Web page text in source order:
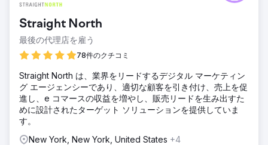
Straight North
最後の代理店を雇う
78件のクチコミ
Straight North は、業界をリードするデジタル マーケティン
グ エージェンシーであり、適切な顧客を引き付け、売上を促
進し、e コマースの収益を増やし、販売リードを生み出すた
めに設計されたターゲット ソリューションを提供していま
す。
New York, New York, United States +4